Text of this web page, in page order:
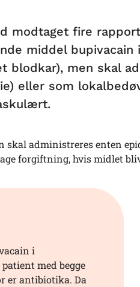
modtaget fire
middel
blodkar), men skal
eller som
administreres enten
forgiftning, hvis midlet
i
med begge
er antibiotika. Da